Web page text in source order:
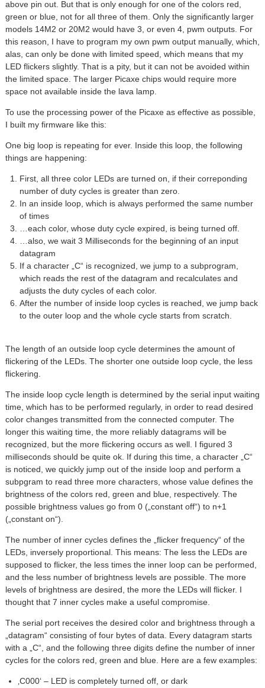
above pin out. But that is only enough for one of the colors red,
green or blue, not for all three of them. Only the significantly larger
models 14M2 or 20M2 would have 3, or even 4, pwm outputs. For
this reason, I have to program my own pwm output manually, which,
alas, can only be done with limited speed, which means that my
LED flickers slightly. That is a pity, but it can not be avoided within
the limited space. The larger Picaxe chips would require more
space not available inside the lava lamp.
To use the processing power of the Picaxe as effective as possible,
I built my firmware like this:
One big loop is repeating for ever. Inside this loop, the following
things are happening:
First, all three color LEDs are turned on, if their correponding
number of duty cycles is greater than zero.
In an inside loop, which is always performed the same number
of times
…each color, whose duty cycle expired, is being turned off.
…also, we wait 3 Milliseconds for the beginning of an input
datagram
If a character „C“ is recognized, we jump to a subprogram,
which reads the rest of the datagram and recalculates and
adjusts the duty cycles of each color.
After the number of inside loop cycles is reached, we jump back
to the outer loop and the whole cycle starts from scratch.
The length of an outside loop cycle determines the amount of
flickering of the LEDs. The shorter one outside loop cycle, the less
flickering.
The inside loop cycle length is determined by the serial input waiting
time, which has to be performed regularly, in order to read desired
color changes transmitted from the connected computer. The
longer this waiting time, the more reliably datagrams will be
recognized, but the more flickering occurs as well. I figured 3
milliseconds should be quite ok. If during this time, a character „C“
is noticed, we quickly jump out of the inside loop and perform a
subpgram to read three more characters, whose value defines the
brightness of the colors red, green and blue, respectively. The
possible brightness values go from 0 („constant off“) to n+1
(„constant on“).
The number of inner cycles defines the „flicker frequency“ of the
LEDs, inversely proportional. This means: The less the LEDs are
supposed to flicker, the less times the inner loop can be performed,
and the less number of brightness levels are possible. The more
levels of brightness are desired, the more the LEDs will flicker. I
thought that 7 inner cycles make a useful compromise.
The serial port receives the desired color and brightness through a
„datagram“ consisting of four bytes of data. Every datagram starts
with a „C“, and the following three digits define the number of inner
cycles for the colors red, green and blue. Here are a few examples:
‚C000‘ – LED is completely turned off, or dark